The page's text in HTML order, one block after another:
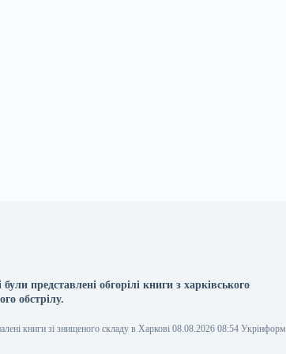
представлені обгорілі книги з харківського
обстрілу.
книги зі знищеного складу в Харкові 08.08.2026 08:54 Укрінформ